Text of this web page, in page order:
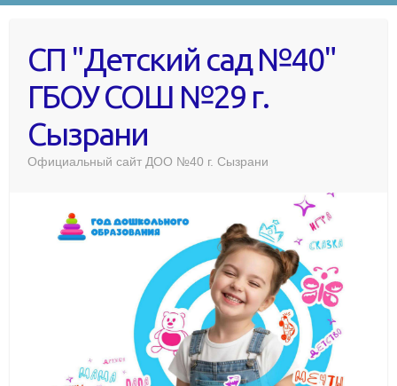
СП "Детский сад №40"
ГБОУ СОШ №29 г.
Сызрани
Официальный сайт ДОО №40 г. Сызрани